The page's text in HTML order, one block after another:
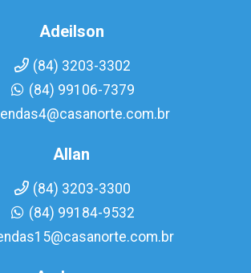
Adeilson
(84) 3203-3302
(84) 99106-7379
Allan
(84) 3203-3300
(84) 99184-9532